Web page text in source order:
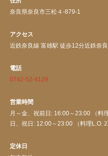
奈良県奈良市三松４-879-1
アクセス
近鉄奈良線 富雄駅 徒歩12分近鉄奈
電話
0742-52-4129
営業時間
月～金、祝前日: 16:00～23:00 （料
日、祝日: 12:00～23:00 （料理L.O.
定休日